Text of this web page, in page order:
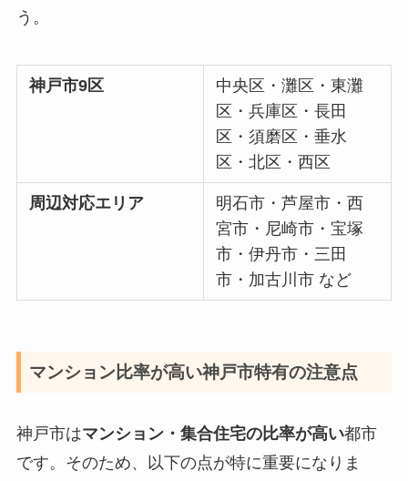
う。
神戸市9区
中央区・灘区・東灘
区・兵庫区・長田
区・須磨区・垂水
区・北区・西区
周辺対応エリア
明石市・芦屋市・西
宮市・尼崎市・宝塚
市・伊丹市・三田
市・加古川市 など
マンション比率が高い神戸市特有の注意点
神戸市はマンション・集合住宅の比率が高い都市
です。そのため、以下の点が特に重要になりま